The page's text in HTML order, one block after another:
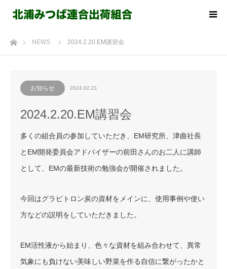
ホームNEWS 2024.2.20.EM講習会
お知らせ 2024.02.21
2024.2.20.EM講習会
多くの組合員の参加していただき、EM研究所、津曲社長
とEM開発委員会アドバイザーの前田さんのお二人に講師
として、EMの最新技術の勉強会が開催されました。
今回はグラビトロン炭の資材をメインに、使用事例や使い
方などの説明をしていただきました。
EM活性液から始まり、色々な資材を組み合わせて、異常
気象にも負けない美味しい野菜を作る自信に繋がったかと